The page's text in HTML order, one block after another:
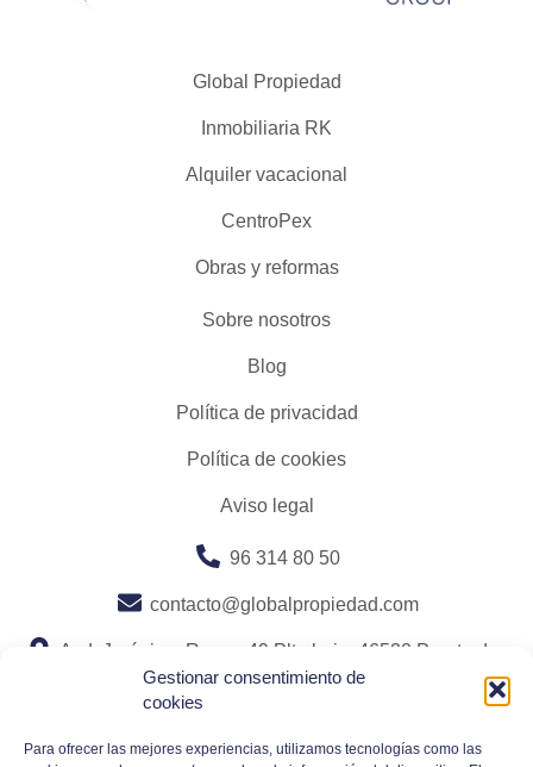
Gestionar consentimiento de
cookies
Para ofrecer las mejores experiencias, utilizamos tecnologías como las
Global Propiedad
Inmobiliaria RK
Alquiler vacacional
CentroPex
Obras y reformas
Sobre nosotros
Blog
Política de privacidad
Política de cookies
Aviso legal
96 314 80 50
contacto@globalpropiedad.com
Avd. Jerónimo Roure, 49 Plta baja. 46520 Puerto de
Sagunto, Valencia